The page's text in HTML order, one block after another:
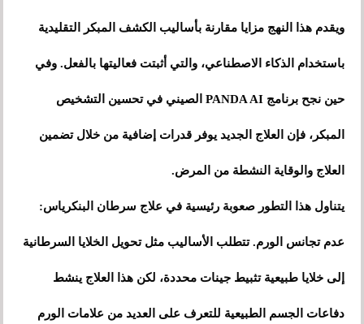
ويقدم هذا النهج مزايا مقارنة بأساليب الكشف المبكر التقليدية
باستخدام الذكاء الاصطناعي، والتي أثبتت فعاليتها بالفعل. وفي
حين نجح برنامج PANDA AI الصيني في تحسين التشخيص
المبكر، فإن العلاج الجديد يوفر قدرات إضافية من خلال تضمين
العلاج والوقاية النشطة من المرض.
يتناول هذا التطور صعوبة رئيسية في علاج سرطان البنكرياس:
عدم تجانس الورم. تتطلب الأساليب مثل تحويل الخلايا السرطانية
إلى خلايا طبيعية تثبيط جينات محددة، لكن هذا العلاج ينشط
دفاعات الجسم الطبيعية للتعرف على العديد من علامات الورم